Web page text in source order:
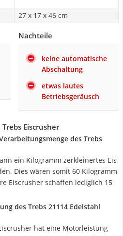
27 x 17 x 46 cm
Nachteile
keine automatische
Abschaltung
etwas lautes
Betriebsgeräusch
Eiscrusher
des Trebs
ein Kilogramm zerkleinertes Eis
Dies wären somit 60 Kilogramm
Eiscrusher schaffen lediglich 15
des Trebs 21114 Edelstahl
hat eine Motorleistung